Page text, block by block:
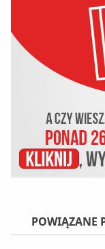
POWIĄZANE